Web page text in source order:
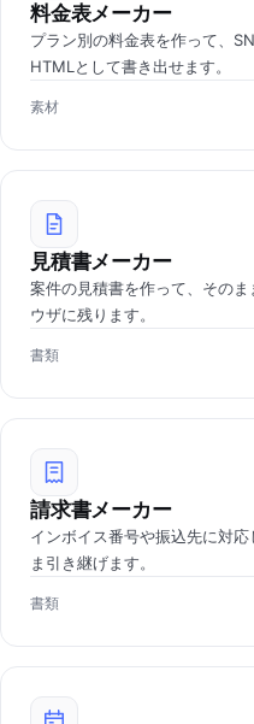
料金表メーカー
プラン別の料金表を作って、
HTMLとして書き出せます。
素材
見積書メーカー
案件の見積書を作って、その
ウザに残ります。
書類
請求書メーカー
インボイス番号や振込先に対
ま引き継げます。
書類